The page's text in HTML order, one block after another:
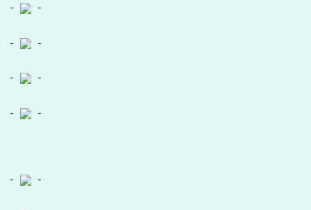
- -
- -
- -
- -
- -